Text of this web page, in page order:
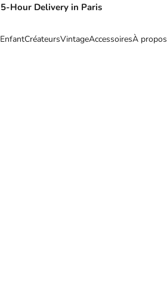
5-Hour Delivery in Paris
EnfantCréateursVintageAccessoiresÀ propos